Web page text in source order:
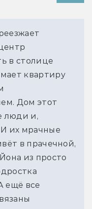
в столице
квартиру
Дом этот
люди и,
их мрачные
в прачечной,
из просто
ещё все